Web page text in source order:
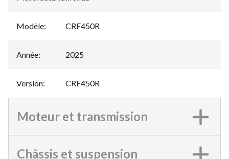
Modèle: CRF450R
Année: 2025
Version: CRF450R
Moteur et transmission
Châssis et suspension